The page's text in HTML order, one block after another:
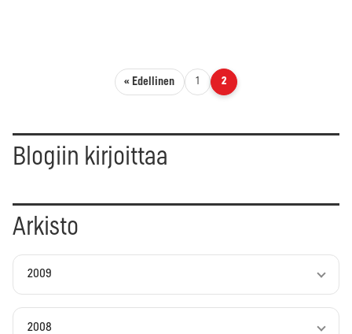
Artikkelien sivutus
« Edellinen 1 2
Blogiin kirjoittaa
Arkisto
2009
2008